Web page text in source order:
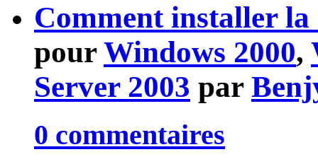
Comment installer la
pourWindows 2000,
Server 2003 par
0 commentaires